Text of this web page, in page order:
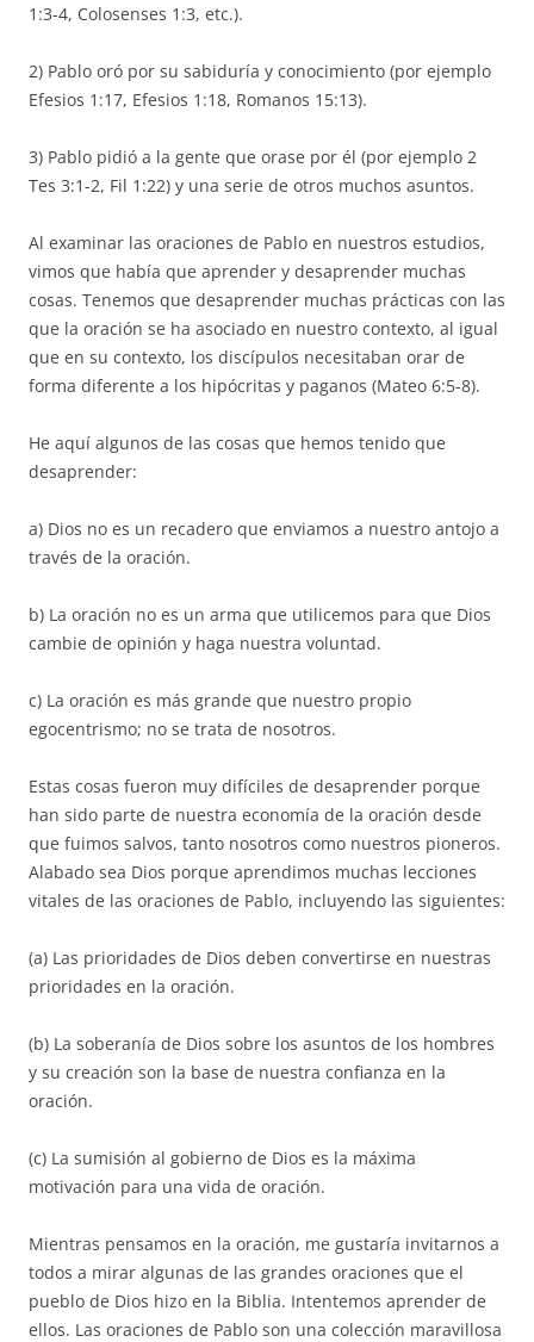
1:3-4, Colosenses 1:3, etc.).
2) Pablo oró por su sabiduría y conocimiento (por ejemplo
Efesios 1:17, Efesios 1:18, Romanos 15:13).
3) Pablo pidió a la gente que orase por él (por ejemplo 2
Tes 3:1-2, Fil 1:22) y una serie de otros muchos asuntos.
Al examinar las oraciones de Pablo en nuestros estudios,
vimos que había que aprender y desaprender muchas
cosas. Tenemos que desaprender muchas prácticas con las
que la oración se ha asociado en nuestro contexto, al igual
que en su contexto, los discípulos necesitaban orar de
forma diferente a los hipócritas y paganos (Mateo 6:5-8).
He aquí algunos de las cosas que hemos tenido que
desaprender:
a) Dios no es un recadero que enviamos a nuestro antojo a
través de la oración.
b) La oración no es un arma que utilicemos para que Dios
cambie de opinión y haga nuestra voluntad.
c) La oración es más grande que nuestro propio
egocentrismo; no se trata de nosotros.
Estas cosas fueron muy difíciles de desaprender porque
han sido parte de nuestra economía de la oración desde
que fuimos salvos, tanto nosotros como nuestros pioneros.
Alabado sea Dios porque aprendimos muchas lecciones
vitales de las oraciones de Pablo, incluyendo las siguientes:
(a) Las prioridades de Dios deben convertirse en nuestras
prioridades en la oración.
(b) La soberanía de Dios sobre los asuntos de los hombres
y su creación son la base de nuestra confianza en la
oración.
(c) La sumisión al gobierno de Dios es la máxima
motivación para una vida de oración.
Mientras pensamos en la oración, me gustaría invitarnos a
todos a mirar algunas de las grandes oraciones que el
pueblo de Dios hizo en la Biblia. Intentemos aprender de
ellos. Las oraciones de Pablo son una colección maravillosa